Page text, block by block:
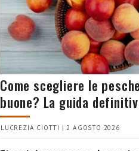
Come scegliere le
buone? La guida
LUCREZIA CIOTTI | 2 AGOSTO 2026